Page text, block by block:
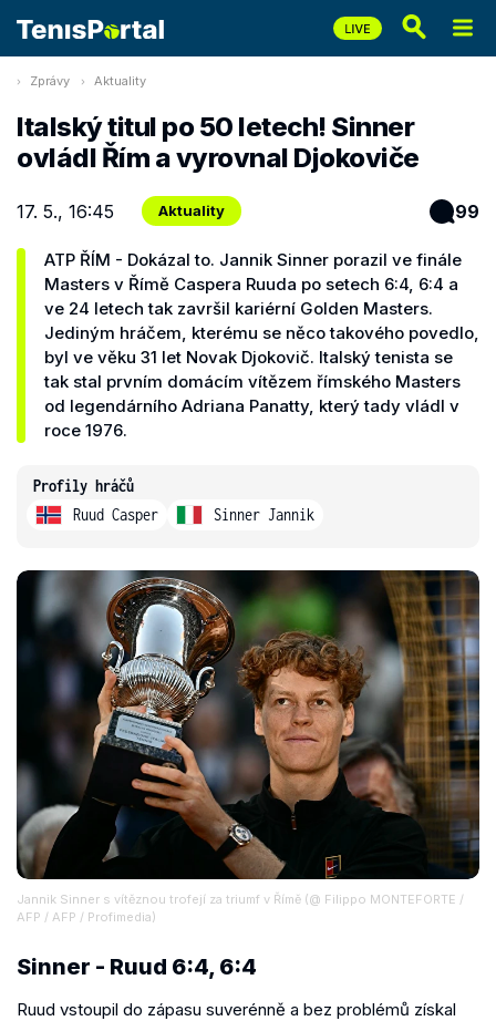
Zprávy Aktuality
Italský titul po 50 letech! Sinner
ovládl Řím a vyrovnal Djokoviče
17. 5., 16:45 Aktuality 99
ATP ŘÍM - Dokázal to. Jannik Sinner porazil ve finále
Masters v Římě Caspera Ruuda po setech 6:4, 6:4 a
ve 24 letech tak završil kariérní Golden Masters.
Jediným hráčem, kterému se něco takového povedlo,
byl ve věku 31 let Novak Djokovič. Italský tenista se
tak stal prvním domácím vítězem římského Masters
od legendárního Adriana Panatty, který tady vládl v
roce 1976.
Profily hráčů
Ruud Casper
Sinner Jannik
Jannik Sinner s vítěznou trofejí za triumf v Římě (@ Filippo MONTEFORTE /
AFP / AFP / Profimedia)
Sinner - Ruud 6:4, 6:4
Ruud vstoupil do zápasu suverénně a bez problémů získal